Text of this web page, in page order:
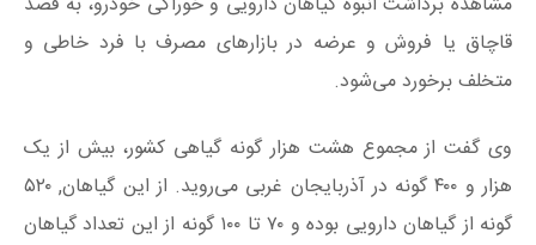
قاچاق یا فروش و عرضه در بازارهای مصرف با فرد خاطی و
متخلف برخورد می‌شود.
وی گفت از مجموع هشت هزار گونه گیاهی کشور، بیش از یک
هزار و ۴۰۰ گونه در آذربایجان غربی می‌روید. از این گیاهان, ۵۲۰
گونه از گیاهان دارویی بوده و ۷۰ تا ۱۰۰ گونه از این تعداد گیاهان